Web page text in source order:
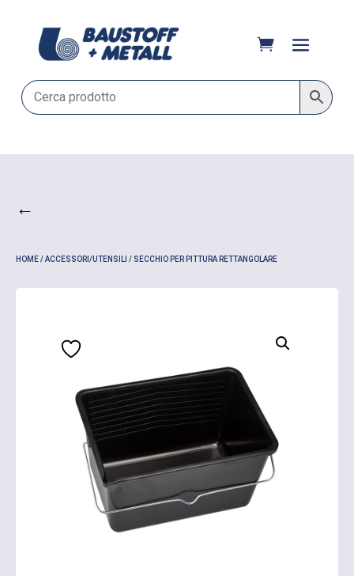
←
HOME/ACCESSORI/UTENSILI / SECCHIO PER PITTURA RETTANGOLARE